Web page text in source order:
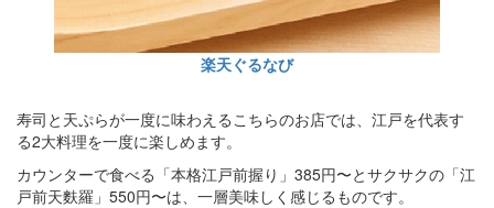
楽天ぐるなび
寿司と天ぷらが一度に味わえるこちらのお店では、江戸を代表す
る2大料理を一度に楽しめます。
カウンターで食べる「本格江戸前握り」385円〜とサクサクの「江
戸前天麩羅」550円〜は、一層美味しく感じるものです。